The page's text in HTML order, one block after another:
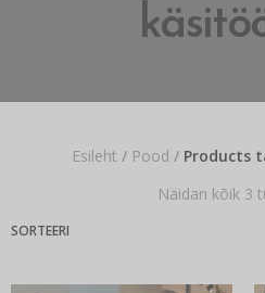
Esileht / Pood /Products
Näidan kõik 3